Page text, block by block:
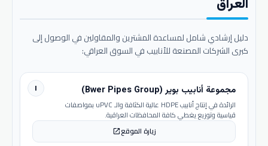
العراق
دليل إرشادي شامل لمساعدة المشترين والمقاولين في الوصول إلى
كبرى الشركات المصنعة للأنابيب في السوق العراقي:
١ مجموعة أنابيب بوير (Bwer Pipes Group)
الرائدة في إنتاج أنابيب HDPE عالية الكثافة والـ uPVC بمواصفات
قياسية وتوزيع يغطي كافة المحافظات العراقية.
زيارة الموقعopen_in_new